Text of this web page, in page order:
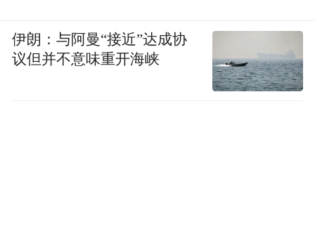
伊朗：与阿曼“接近”达成协
议但并不意味重开海峡